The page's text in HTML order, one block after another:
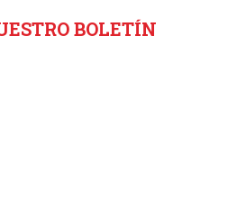
BOLETÍN